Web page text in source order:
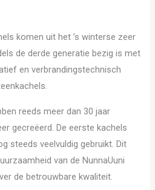
komen uit het ’s winterse zeer
de derde generatie bezig is met
en verbrandingstechnisch
reeds meer dan 30 jaar
gecreëerd. De eerste kachels
steeds veelvuldig gebruikt. Dit
van de NunnaUuni
de betrouwbare kwaliteit.